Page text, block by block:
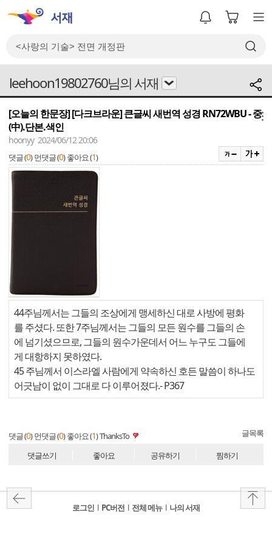
leehoon19802760님의 서재
[오늘의 한문장] [다크브라운] 큰글씨 새번역 성경 RN72WBU - 중
(中).단본.색인
hoonyy 2024/06/12 20:06
댓글 (0) 먼댓글 (0) 좋아요 (1)
44주님께서는 그들의 조상에게 맹세하신 대로 사방에 평화
를 주셨다. 또한 7주님께서는 그들의 모든 원수를 그들의 손
에 넘기셨으므로, 그들의 원수가운데서 어느 누구도 그들에
게 대항하지 못하였다.
45 주님께서 이스라엘 사람에게 약속하신 호든 말씀이 하나도
어긋남이 없이 그대로 다 이루어졌다.- P367
댓글 (0) 먼댓글 (0) 좋아요 (1)ThanksTo 글목록
댓글쓰기 좋아요 공유하기 찜하기
로그인 l PC버전 l 전체 메뉴 l 나의 서재